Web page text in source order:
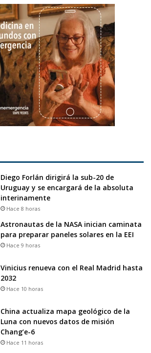
Diego Forlán dirigirá la sub-20 de
Uruguay y se encargará de la absoluta
interinamente
Hace 8 horas
Astronautas de la NASA inician caminata
para preparar paneles solares en la EEI
Hace 9 horas
Vinicius renueva con el Real Madrid hasta
2032
Hace 10 horas
China actualiza mapa geológico de la
Luna con nuevos datos de misión
Chang’e-6
Hace 11 horas